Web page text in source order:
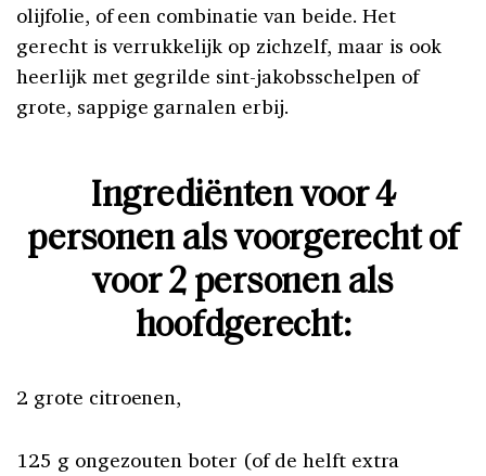
olijfolie, of een combinatie van beide. Het
gerecht is verrukkelijk op zichzelf, maar is ook
heerlijk met gegrilde sint-jakobsschelpen of
grote, sappige garnalen erbij.
Ingrediënten voor 4
personen als voorgerecht of
voor 2 personen als
hoofdgerecht:
2 grote citroenen,
125 g ongezouten boter (of de helft extra